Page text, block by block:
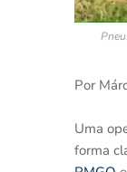
Por
Uma
forma